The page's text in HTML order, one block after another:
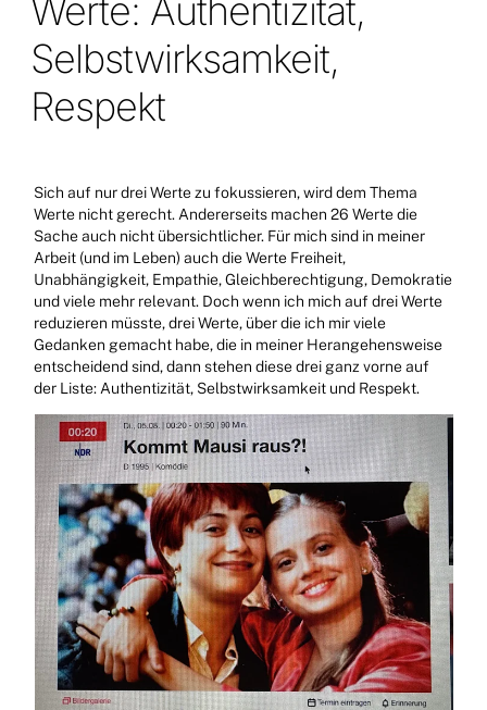
Werte: Authentizität,
Selbstwirksamkeit,
Respekt
Sich auf nur drei Werte zu fokussieren, wird dem Thema
Werte nicht gerecht. Andererseits machen 26 Werte die
Sache auch nicht übersichtlicher. Für mich sind in meiner
Arbeit (und im Leben) auch die Werte Freiheit,
Unabhängigkeit, Empathie, Gleichberechtigung, Demokratie
und viele mehr relevant. Doch wenn ich mich auf drei Werte
reduzieren müsste, drei Werte, über die ich mir viele
Gedanken gemacht habe, die in meiner Herangehensweise
entscheidend sind, dann stehen diese drei ganz vorne auf
der Liste: Authentizität, Selbstwirksamkeit und Respekt.